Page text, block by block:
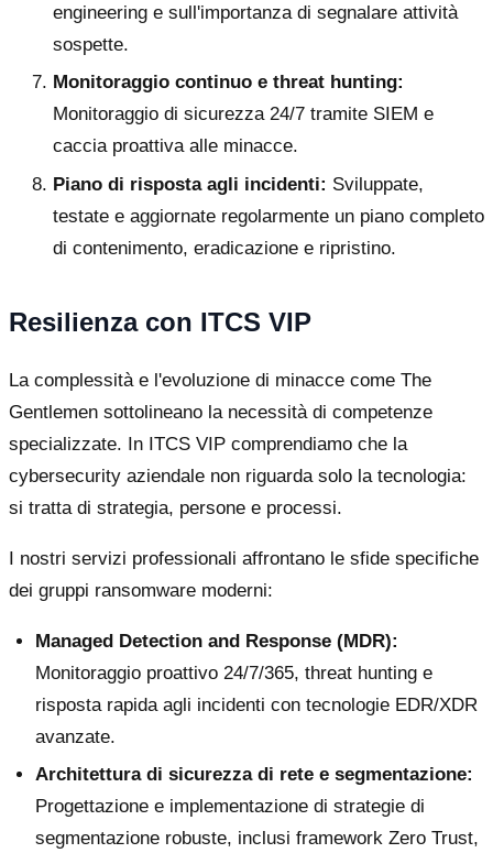
engineering e sull'importanza di segnalare attività
sospette.
Monitoraggio continuo e threat hunting:
Monitoraggio di sicurezza 24/7 tramite SIEM e
caccia proattiva alle minacce.
Piano di risposta agli incidenti: Sviluppate,
testate e aggiornate regolarmente un piano completo
di contenimento, eradicazione e ripristino.
Resilienza con ITCS VIP
La complessità e l'evoluzione di minacce come The
Gentlemen sottolineano la necessità di competenze
specializzate. In ITCS VIP comprendiamo che la
cybersecurity aziendale non riguarda solo la tecnologia:
si tratta di strategia, persone e processi.
I nostri servizi professionali affrontano le sfide specifiche
dei gruppi ransomware moderni:
Managed Detection and Response (MDR):
Monitoraggio proattivo 24/7/365, threat hunting e
risposta rapida agli incidenti con tecnologie EDR/XDR
avanzate.
Architettura di sicurezza di rete e segmentazione:
Progettazione e implementazione di strategie di
segmentazione robuste, inclusi framework Zero Trust,